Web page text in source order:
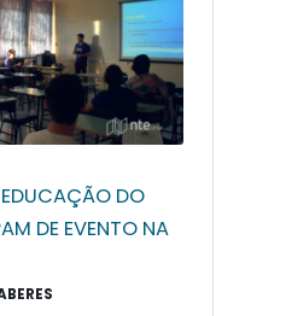
DO
DE EVENTO NA